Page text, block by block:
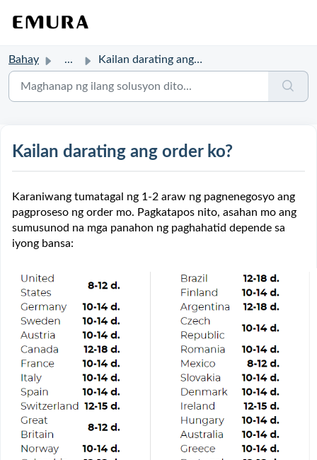
Bahay ... Kailan darating ang order ko?
Kailan darating ang order ko?
Karaniwang tumatagal ng 1-2 araw ng pagnenegosyo ang
pagproseso ng order mo. Pagkatapos nito, asahan mo ang
sumusunod na mga panahon ng paghahatid depende sa
iyong bansa: